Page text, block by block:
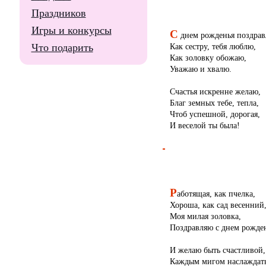
С днем рожденья
Как сестру, тебя люблю,
Как золовку обожаю,
Уважаю и хвалю.
Счастья искренне желаю,
Благ земных тебе, тепла,
Чтоб успешной, дорогая,
И веселой ты была!
Работящая, как пчелка,
Хороша, как сад весенний,
Моя милая золовка,
Поздравляю с днем
И желаю быть счастливой,
Каждым мигом
Праздников
Игры и конкурсы
Что подарить